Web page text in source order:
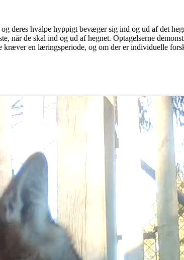
deres hvalpe hyppigt bevæger sig ind og ud af det
når de skal ind og ud af hegnet. Optagelserne
en læringsperiode, og om der er individuelle